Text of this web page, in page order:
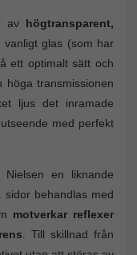
av högtransparent,
glas (som har
ett optimalt sätt och
höga transmissionen
ljus det inramade
med perfekt
Nielsen en liknande
behandlas med
motverkar reflexer
. Till skillnad från